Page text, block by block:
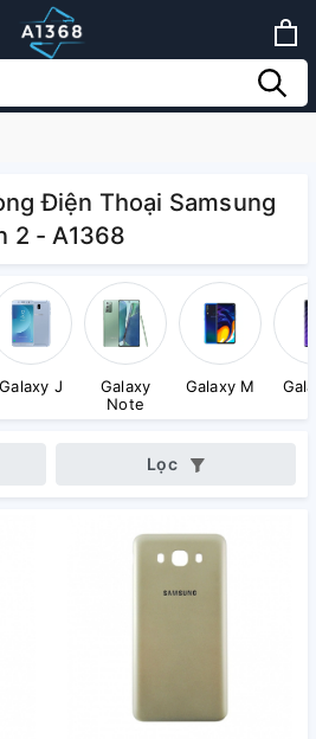
Điện Thoại Samsung
2 - A1368
Galaxy J
Galaxy
Note
Galaxy M
Lọc